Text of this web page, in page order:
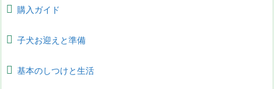
購入ガイド
子犬お迎えと準備
基本のしつけと生活